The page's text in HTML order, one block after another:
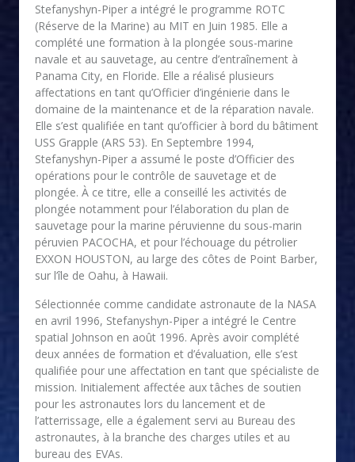
Stefanyshyn-Piper a intégré le programme ROTC
(Réserve de la Marine) au MIT en Juin 1985. Elle a
complété une formation à la plongée sous-marine
navale et au sauvetage, au centre d’entraînement à
Panama City, en Floride. Elle a réalisé plusieurs
affectations en tant qu’Officier d’ingénierie dans le
domaine de la maintenance et de la réparation navale.
Elle s’est qualifiée en tant qu’officier à bord du bâtiment
USS Grapple (ARS 53). En Septembre 1994,
Stefanyshyn-Piper a assumé le poste d’Officier des
opérations pour le contrôle de sauvetage et de
plongée. À ce titre, elle a conseillé les activités de
plongée notamment pour l’élaboration du plan de
sauvetage pour la marine péruvienne du sous-marin
péruvien PACOCHA, et pour l’échouage du pétrolier
EXXON HOUSTON, au large des côtes de Point Barber,
sur l’île de Oahu, à Hawaii.
Sélectionnée comme candidate astronaute de la NASA
en avril 1996, Stefanyshyn-Piper a intégré le Centre
spatial Johnson en août 1996. Après avoir complété
deux années de formation et d’évaluation, elle s’est
qualifiée pour une affectation en tant que spécialiste de
mission. Initialement affectée aux tâches de soutien
pour les astronautes lors du lancement et de
l’atterrissage, elle a également servi au Bureau des
astronautes, à la branche des charges utiles et au
bureau des EVAs.